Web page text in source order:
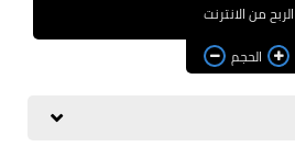
مراجعات
الربح من الانترنت
الحجم